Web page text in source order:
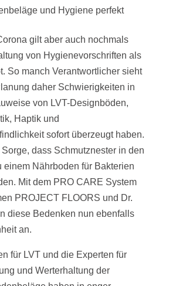
und Hygiene perfekt
gilt aber auch nochmals
von Hygienevorschriften als
So manch Verantwortlicher sieht
daher Schwierigkeiten in
von LVT-Designböden,
Haptik und
sofort überzeugt haben.
dass Schmutznester in den
einem Nährboden für Bakterien
Mit dem PRO CARE System
PROJECT FLOORS und Dr.
diese Bedenken nun ebenfalls
an.
für LVT und die Experten für
und Werterhaltung der